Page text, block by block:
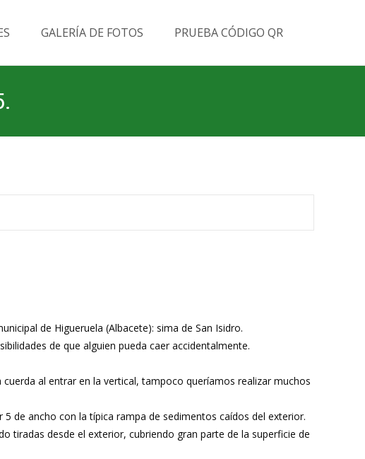
GALERÍA DE FOTOS PRUEBA CÓDIGO QR
de Higueruela (Albacete): sima de San Isidro.
de que alguien pueda caer accidentalmente.
al entrar en la vertical, tampoco queríamos realizar muchos
de ancho con la típica rampa de sedimentos caídos del exterior.
tiradas desde el exterior, cubriendo gran parte de la superficie de